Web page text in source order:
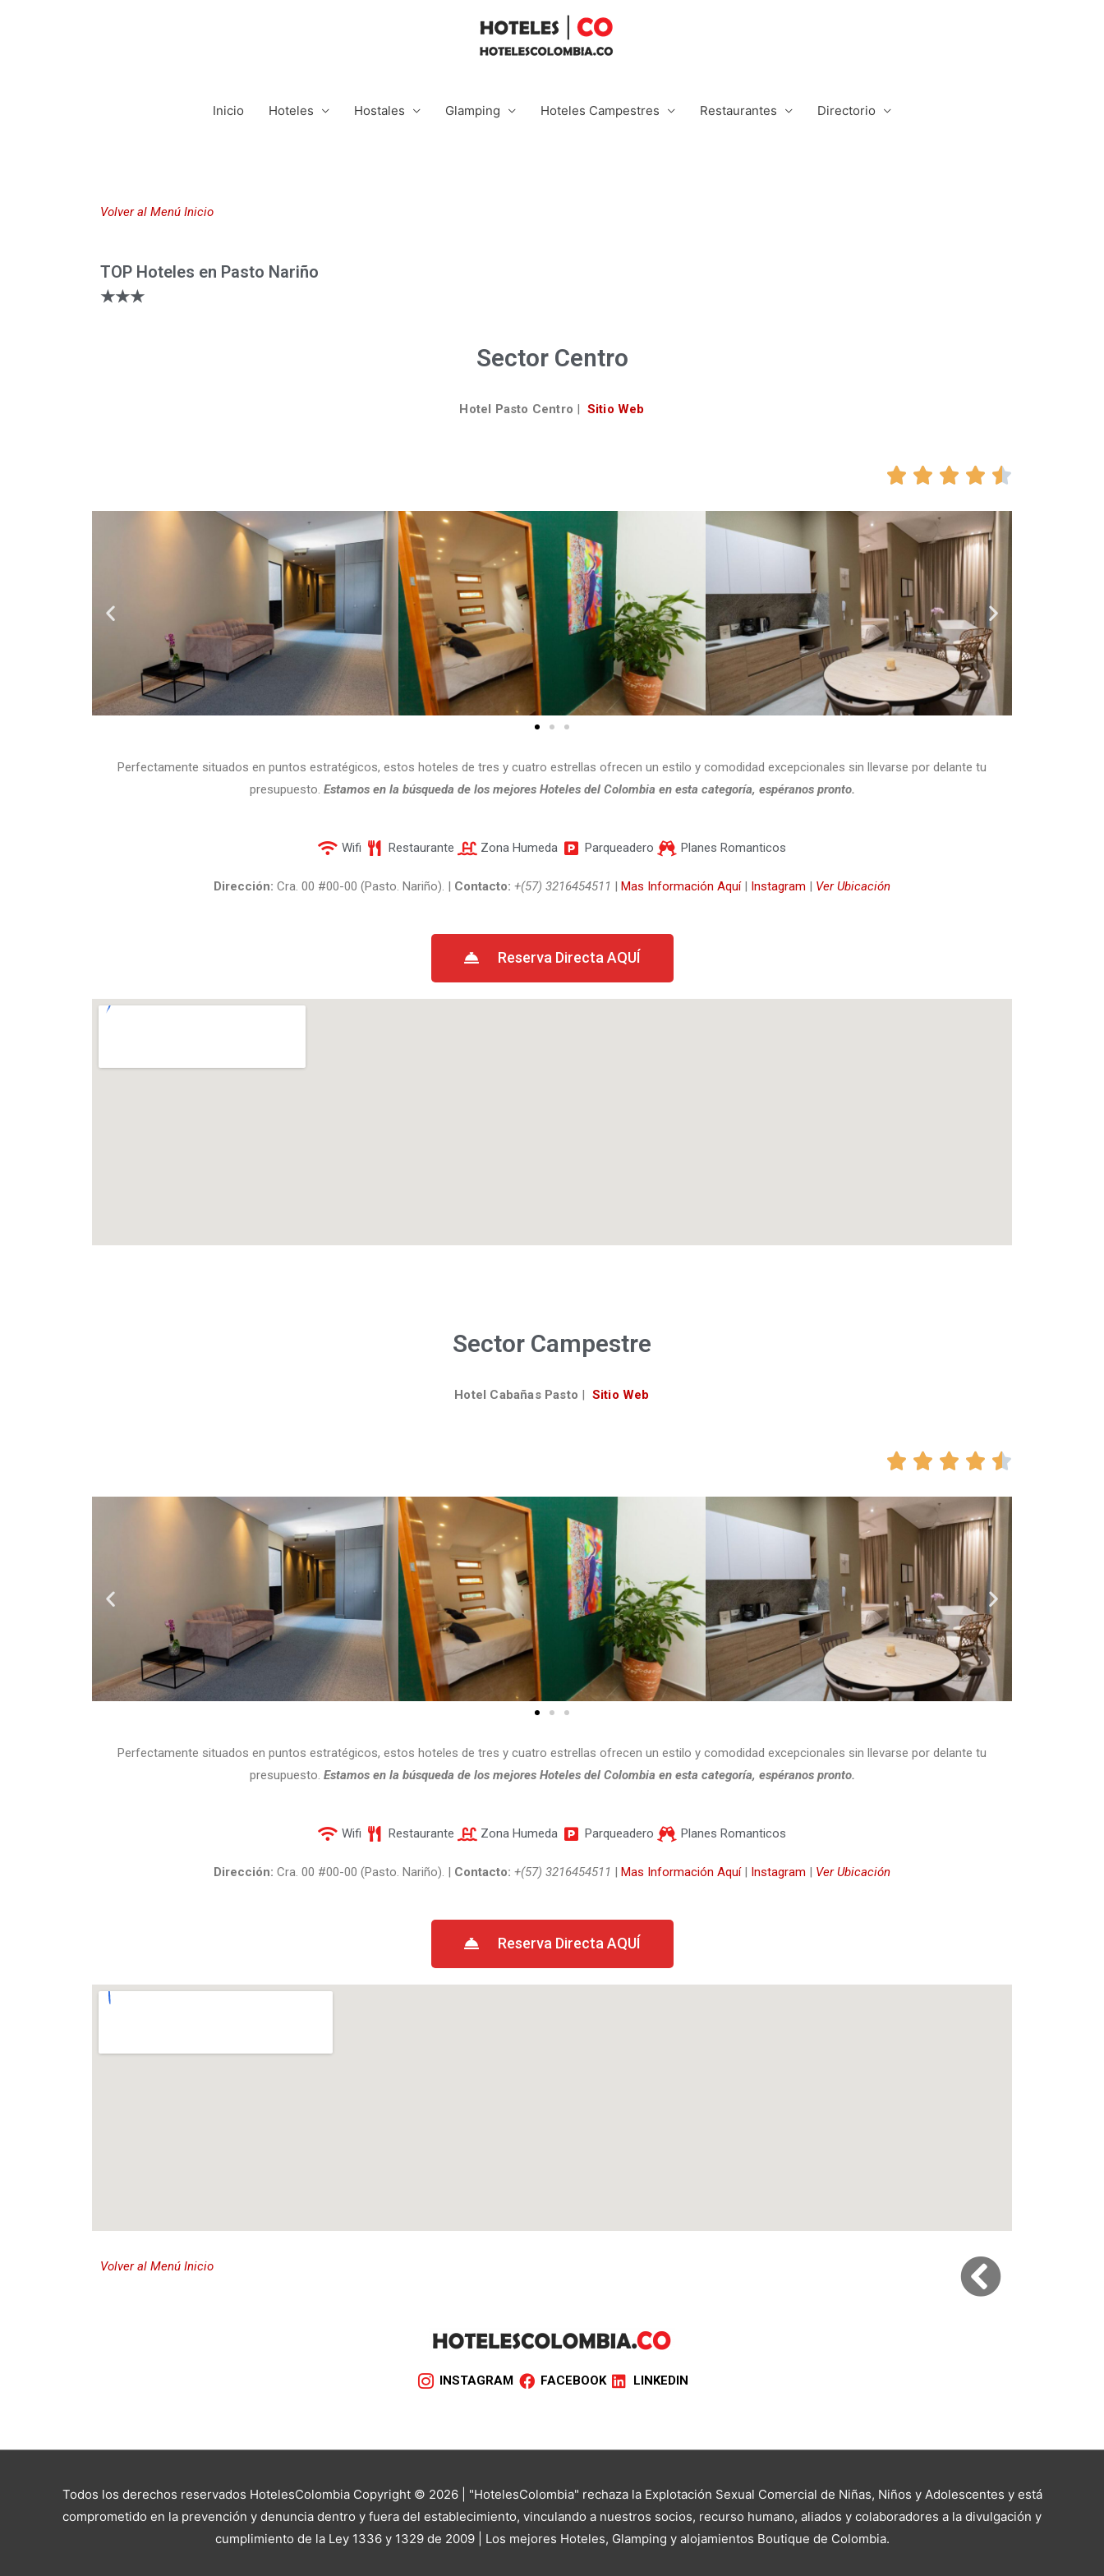
Inicio Hoteles Hostales Glamping Hoteles Campestres Restaurantes Directorio
Volver al Menú Inicio
TOP Hoteles en Pasto Nariño
★★★
Sector Centro
Hotel Pasto Centro | Sitio Web
    
Perfectamente situados en puntos estratégicos, estos hoteles de tres y cuatro estrellas ofrecen un estilo y comodidad excepcionales sin llevarse por delante tu
presupuesto. Estamos en la búsqueda de los mejores Hoteles del Colombia en esta categoría, espéranos pronto.
Wifi Restaurante Zona Humeda Parqueadero Planes Romanticos
Dirección: Cra. 00 #00-00 (Pasto. Nariño). | Contacto: +(57) 3216454511 | Mas Información Aquí| Instagram | Ver Ubicación
Reserva Directa AQUÍ​
Sector Campestre
Hotel Cabañas Pasto | Sitio Web
    
Perfectamente situados en puntos estratégicos, estos hoteles de tres y cuatro estrellas ofrecen un estilo y comodidad excepcionales sin llevarse por delante tu
presupuesto. Estamos en la búsqueda de los mejores Hoteles del Colombia en esta categoría, espéranos pronto.
Wifi Restaurante Zona Humeda Parqueadero Planes Romanticos
Dirección: Cra. 00 #00-00 (Pasto. Nariño). | Contacto: +(57) 3216454511 | Mas Información Aquí| Instagram | Ver Ubicación
Reserva Directa AQUÍ​
Volver al Menú Inicio
INSTAGRAM FACEBOOK LINKEDIN
Todos los derechos reservados HotelesColombia Copyright © 2026 | "HotelesColombia" rechaza la Explotación Sexual Comercial de Niñas, Niños y Adolescentes y está
comprometido en la prevención y denuncia dentro y fuera del establecimiento, vinculando a nuestros socios, recurso humano, aliados y colaboradores a la divulgación y
cumplimiento de la Ley 1336 y 1329 de 2009 | Los mejores Hoteles, Glamping y alojamientos Boutique de Colombia.